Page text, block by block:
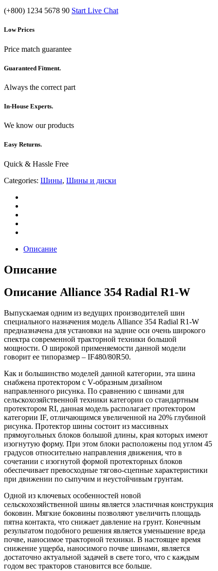
(+800) 1234 5678 90 Start Live Chat
Low Prices
Price match guarantee
Guaranteed Fitment.
Always the correct part
In-House Experts.
We know our products
Easy Returns.
Quick & Hassle Free
Categories: Шины, Шины и диски
Описание
Описание
Описание Alliance 354 Radial R1-W
Выпускаемая одним из ведущих производителей шин
специального назначения модель Alliance 354 Radial R1-W
предназначена для установки на задние оси очень широкого
спектра современной тракторной техники большой
мощности. О широкой применяемости данной модели
говорит ее типоразмер – IF480/80R50.
Как и большинство моделей данной категории, эта шина
снабжена протектором с V-образным дизайном
направленного рисунка. По сравнению с шинами для
сельскохозяйственной техники категории со стандартным
протектором RI, данная модель располагает протектором
категории IF, отличающимся увеличенной на 20% глубиной
рисунка. Протектор шины состоит из массивных
прямоугольных блоков большой длины, края которых имеют
изогнутую форму. При этом блоки расположены под углом 45
градусов относительно направления движения, что в
сочетании с изогнутой формой протекторных блоков
обеспечивает превосходные тягово-сцепные характеристики
при движении по сыпучим и неустойчивым грунтам.
Одной из ключевых особенностей новой
сельскохозяйственной шины является эластичная конструкция
боковин. Мягкие боковины позволяют увеличить площадь
пятна контакта, что снижает давление на грунт. Конечным
результатом подобного решения является уменьшение вреда
почве, наносимое тракторной техники. В настоящее время
снижение ущерба, наносимого почве шинами, является
достаточно актуальной задачей в свете того, что с каждым
годом вес тракторов становится все больше.